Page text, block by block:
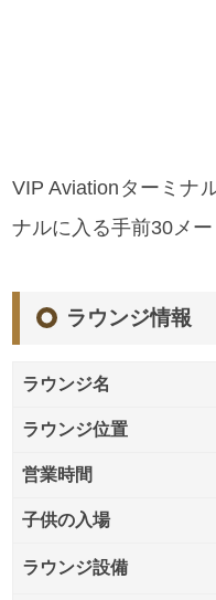
VIP Aviationターミナ
ナルに入る手前30メー
ラウンジ情報
ラウンジ名
ラウンジ位置
営業時間
子供の入場
ラウンジ設備